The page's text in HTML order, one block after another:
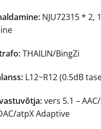
NJU72315 * 2,
THAILIN/BingZi
L12~R12 (0.5dB
vers 5.1 –
atpX Adaptive